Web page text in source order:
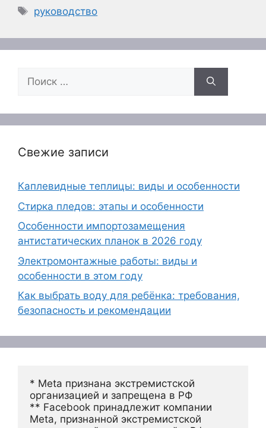
Метки
руководство
Поиск:
Свежие записи
Каплевидные теплицы: виды и особенности
Стирка пледов: этапы и особенности
Особенности импортозамещения
антистатических планок в 2026 году
Электромонтажные работы: виды и
особенности в этом году
Как выбрать воду для ребёнка: требования,
безопасность и рекомендации
* Meta признана экстремистской
организацией и запрещена в РФ
** Facebook принадлежит компании
Meta, признанной экстремистской